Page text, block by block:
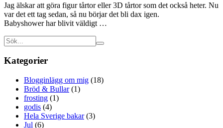
Jag älskar att göra figur tårtor eller 3D tårtor som det också heter. Nu
var det ett tag sedan, så nu börjar det bli dax igen.
Babyshower har blivit väldigt …
Kategorier
Blogginlägg om mig (18)
Bröd & Bullar(1)
frosting (1)
godis (4)
Hela Sverige bakar(3)
Jul (6)